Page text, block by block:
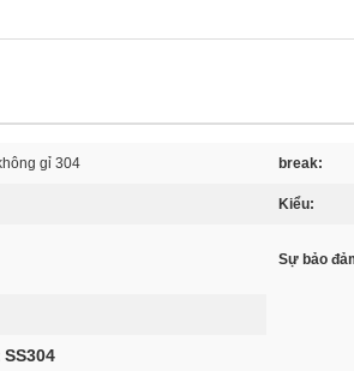
gỉ 304 break:
Kiểu:
Sự bảo